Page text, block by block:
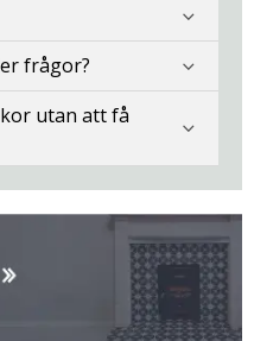
frågor?
utan att få